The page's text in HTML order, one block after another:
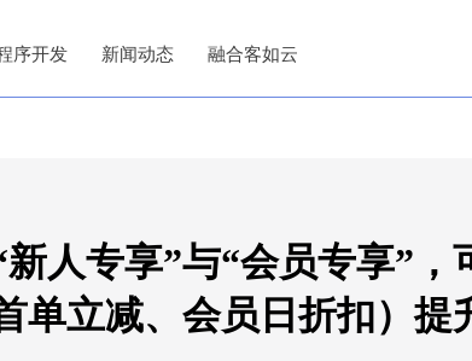
序开发 新闻动态 融合客如云
人专享”与“会员专享”，
立减、会员日折扣）提